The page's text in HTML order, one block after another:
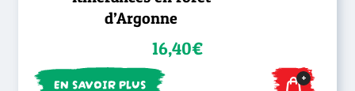
d’Argonne
16,40€
EN SAVOIR PLUS +